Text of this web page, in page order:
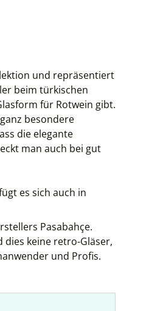
und repräsentiert
beim türkischen
für Rotwein gibt.
besondere
die elegante
man auch bei gut
es sich auch in
Pasabahçe.
keine retro-Gläser,
und Profis.